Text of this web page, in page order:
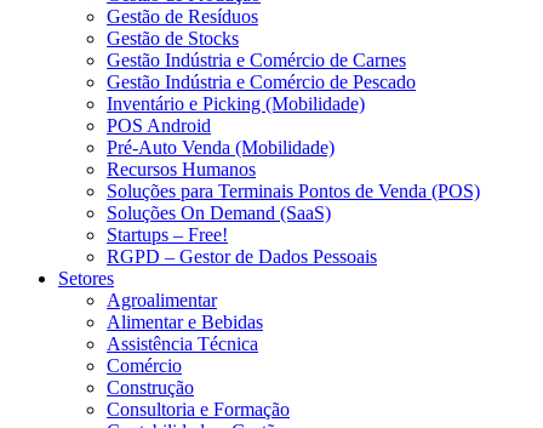
Gestão de Resíduos
Gestão de Stocks
Gestão Indústria e Comércio de Carnes
Gestão Indústria e Comércio de Pescado
Inventário e Picking (Mobilidade)
POS Android
Pré-Auto Venda (Mobilidade)
Recursos Humanos
Soluções para Terminais Pontos de Venda (POS)
Soluções On Demand (SaaS)
Startups – Free!
RGPD – Gestor de Dados Pessoais
Setores
Agroalimentar
Alimentar e Bebidas
Assistência Técnica
Comércio
Construção
Consultoria e Formação